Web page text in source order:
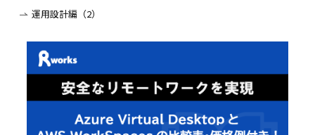
運用設計編（2）